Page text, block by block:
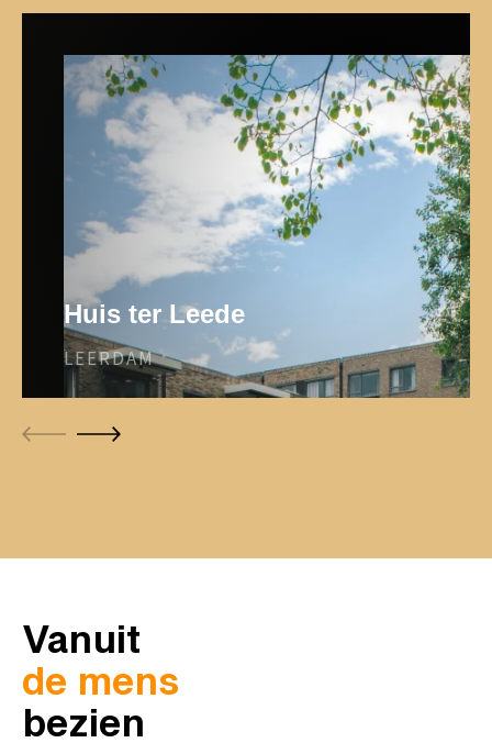
Huis ter Leede
LEERDAM
Vanuit
de mens
bezien